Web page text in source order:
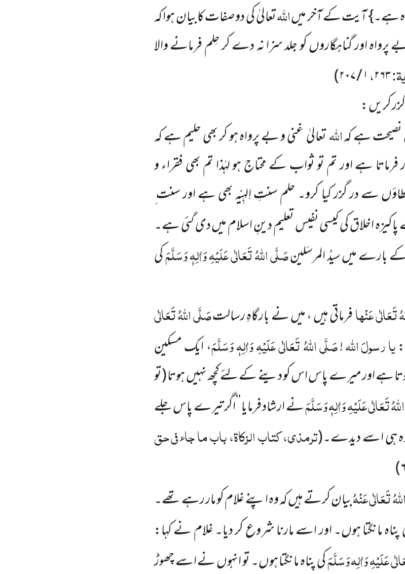
ہے۔} آیت کے آخر میںاللہتعالیٰ کی دو صفات کابیان ہوا کہ
اور گناہگاروں کو جلد سزا نہ دے کر حِلم فرمانے والا
۲۶۳،۱ / ۲۰۷)
کریں :
ہے کہاللہتعالیٰ غنی و بے پرواہ ہو کر بھی حلیم ہے کہ
ہے اور تم تو ثواب کے محتاج ہو لہٰذا تم بھی فقراء و
سے در گزر کیا کرو۔ حلم سنتِ اِلہِیّہ بھی ہے اور سنت
پاکیزہ اخلاق کی کیسی نفیس تعلیم دینِ اسلام میں دی گئی ہے۔
بارے میں سیدُ المرسَلینصَلَّی اللہُ تَعَالٰی عَلَیْہِ وَاٰلِہٖ وَسَلَّمَکی
تَعَالٰی عَنْہافرماتی ہیں ، میں نے بارگاہِ رسالتصَلَّی اللہُ تَعَالٰی
یارسولَاللہ!صَلَّی اللہُ تَعَالٰی عَلَیْہِ وَاٰلِہٖ وَسَلَّمَ، ایک مسکین
ہے اور میرے پاس اس کو دینے کے لئے کچھ نہیں ہوتا (تو
تَعَالٰی عَلَیْہِ وَاٰلِہٖ وَسَلَّمَنے ارشاد فرمایا ’’اگر تیرے پاس جلے
وہ ہی اسے دیدے۔(ترمذی، کتاب الزکاۃ، باب ما جاء فی حق
تَعَالٰی عَنْہُبیان کرتے ہیں کہ وہ اپنے غلام کو مار رہے تھے۔
پناہ مانگتا ہوں۔ اور اسے مارنا شروع کر دیا۔ غلام نے کہا:
عَلَیْہِ وَاٰلِہ وَسَلَّمَکی پناہ مانگتا ہوں۔ تو انہوں نے اسے چھوڑ